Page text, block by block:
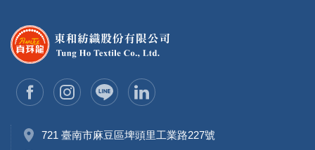
721 臺南市麻豆區埤頭里工業路227號